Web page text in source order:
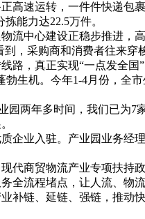
高速运转，一件件快递
能力达22.5万件。
流中心建设正稳步推进，
，采购商和消费者往来
路，真正实现“一点发全国”
生机。今年1-4月份，全
两年多时间，我们已为
企业入驻。产业园业务
代商贸物流产业专项扶
流程堵点，让人流、物
补链、延链、强链，推